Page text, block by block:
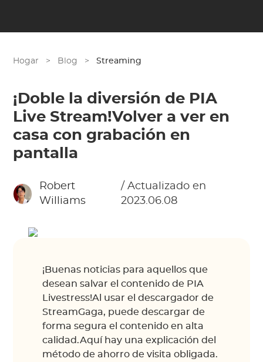
Hogar > Blog > Streaming
¡Doble la diversión de PIA
Live Stream!Volver a ver en
casa con grabación en
pantalla
Robert
Williams
/ Actualizado en
2023.06.08
¡Buenas noticias para aquellos que
desean salvar el contenido de PIA
Livestress!Al usar el descargador de
StreamGaga, puede descargar de
forma segura el contenido en alta
calidad.Aquí hay una explicación del
método de ahorro de visita obligada.